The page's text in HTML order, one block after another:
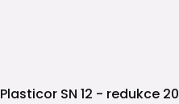
Plasticor SN 12 - redukce